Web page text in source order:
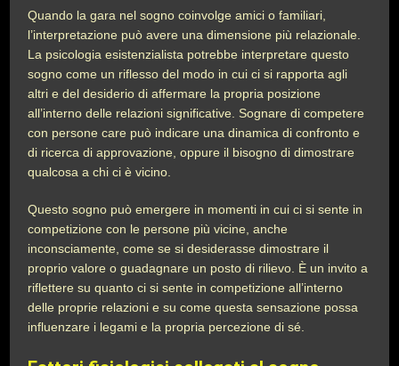
Quando la gara nel sogno coinvolge amici o familiari,
l’interpretazione può avere una dimensione più relazionale.
La psicologia esistenzialista potrebbe interpretare questo
sogno come un riflesso del modo in cui ci si rapporta agli
altri e del desiderio di affermare la propria posizione
all’interno delle relazioni significative. Sognare di competere
con persone care può indicare una dinamica di confronto e
di ricerca di approvazione, oppure il bisogno di dimostrare
qualcosa a chi ci è vicino.
Questo sogno può emergere in momenti in cui ci si sente in
competizione con le persone più vicine, anche
inconsciamente, come se si desiderasse dimostrare il
proprio valore o guadagnare un posto di rilievo. È un invito a
riflettere su quanto ci si sente in competizione all’interno
delle proprie relazioni e su come questa sensazione possa
influenzare i legami e la propria percezione di sé.